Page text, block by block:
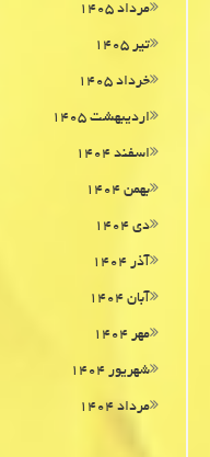
مرداد ۱۴۰۵
تیر ۱۴۰۵
خرداد ۱۴۰۵
اردیبهشت ۱۴۰۵
اسفند ۱۴۰۴
بهمن ۱۴۰۴
دی ۱۴۰۴
آذر ۱۴۰۴
آبان ۱۴۰۴
مهر ۱۴۰۴
شهریور ۱۴۰۴
مرداد ۱۴۰۴